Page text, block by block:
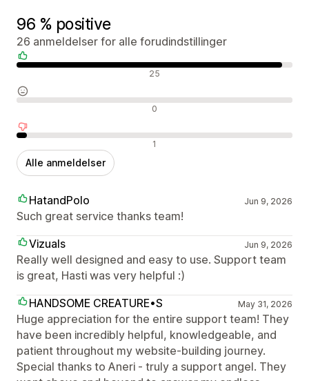
96 % positive
26 anmeldelser for alle forudindstillinger
Positive anmeldelser 25
Neutrale anmeldelser 0
Negative anmeldelser 1
Alle anmeldelser
HatandPolo Jun 9, 2026
Such great service thanks team!
Vizuals
Jun 9, 2026
Really well designed and easy to use. Support team
is great, Hasti was very helpful :)
HANDSOME CREATURE•S
May 31, 2026
Huge appreciation for the entire support team! They
have been incredibly helpful, knowledgeable, and
patient throughout my website-building journey.
Special thanks to Aneri - truly a support angel. They